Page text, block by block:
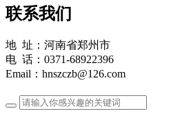
联系我们
地 址：河南省郑州市
电 话：0371-68922396
Email：hnszczb@126.com